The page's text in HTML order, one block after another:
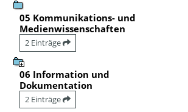
05 Kommunikations- und
Medienwissenschaften
2 Einträge
06 Information und
Dokumentation
2 Einträge